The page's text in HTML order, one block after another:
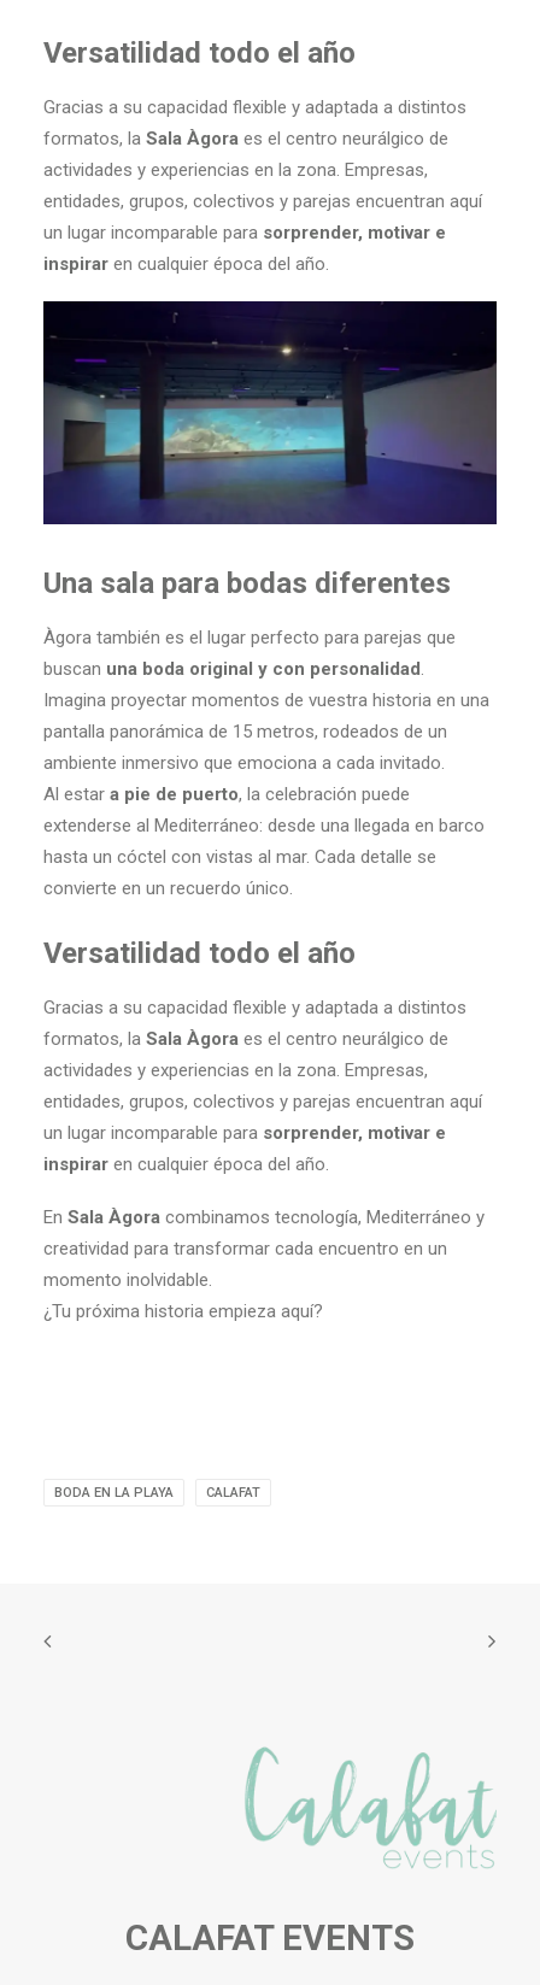
Versatilidad todo el año
Gracias a su capacidad flexible y adaptada a distintos
formatos, la Sala Àgora es el centro neurálgico de
actividades y experiencias en la zona. Empresas,
entidades, grupos, colectivos y parejas encuentran aquí
un lugar incomparable para sorprender, motivar e
inspirar en cualquier época del año.
Una sala para bodas diferentes
Àgora también es el lugar perfecto para parejas que
buscan una boda original y con personalidad.
Imagina proyectar momentos de vuestra historia en una
pantalla panorámica de 15 metros, rodeados de un
ambiente inmersivo que emociona a cada invitado.
Al estar a pie de puerto, la celebración puede
extenderse al Mediterráneo: desde una llegada en barco
hasta un cóctel con vistas al mar. Cada detalle se
convierte en un recuerdo único.
Versatilidad todo el año
Gracias a su capacidad flexible y adaptada a distintos
formatos, la Sala Àgora es el centro neurálgico de
actividades y experiencias en la zona. Empresas,
entidades, grupos, colectivos y parejas encuentran aquí
un lugar incomparable para sorprender, motivar e
inspirar en cualquier época del año.
En Sala Àgora combinamos tecnología, Mediterráneo y
creatividad para transformar cada encuentro en un
momento inolvidable.
¿Tu próxima historia empieza aquí?
BODA EN LA PLAYA CALAFAT
CALAFAT EVENTS